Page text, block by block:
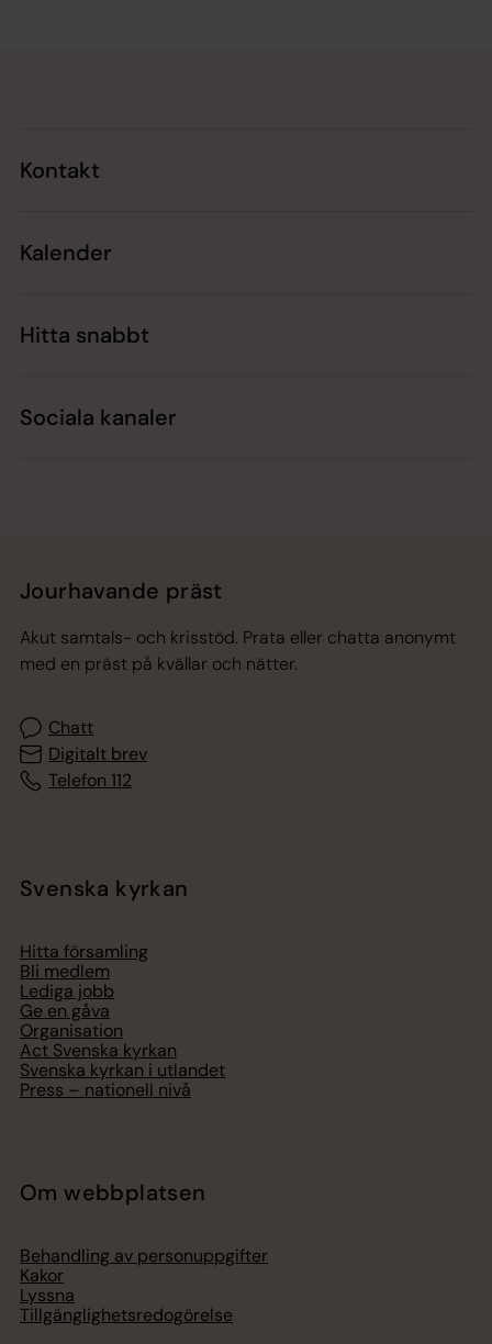
Kontakt
Kalender
Hitta snabbt
Sociala kanaler
Jourhavande präst
Akut samtals- och krisstöd. Prata eller chatta anonymt
med en präst på kvällar och nätter.
Chatt
Digitalt brev
Telefon 112
Svenska kyrkan
Hitta församling
Bli medlem
Lediga jobb
Ge en gåva
Organisation
Act Svenska kyrkan
Svenska kyrkan i utlandet
Press – nationell nivå
Om webbplatsen
Behandling av personuppgifter
Kakor
Lyssna
Tillgänglighetsredogörelse